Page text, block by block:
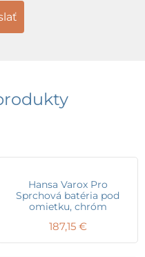
Hansa Varox Pro
Sprchová batéria pod
omietku, chróm
187,15 €